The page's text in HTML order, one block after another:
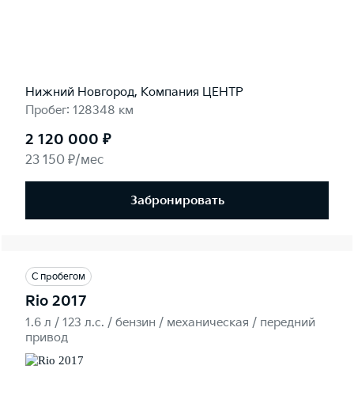
Нижний Новгород, Компания ЦЕНТР
Пробег: 128348 км
2 120 000 ₽
23 150 ₽/мес
Забронировать
С пробегом
Rio 2017
1.6 л / 123 л.c. / бензин / механическая / передний
привод